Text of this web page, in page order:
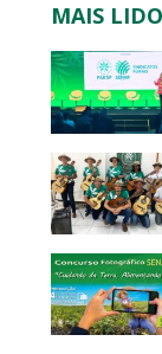
MAIS